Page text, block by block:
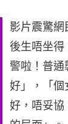
影片震驚
後生唔坐得
警啦！普通
好」，「個
好，唔妥協